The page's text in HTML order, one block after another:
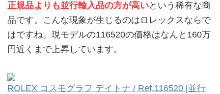
正規品よりも並行輸入品の方が高いという稀有な商
品です。こんな現象が生じるのはロレックスならで
はですね。現モデルの116520の価格はなんと160万
円近くまで上昇しています。
ROLEX コスモグラフ デイトナ / Ref.116520 [並行